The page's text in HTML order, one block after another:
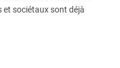
et sociétaux sont déjà